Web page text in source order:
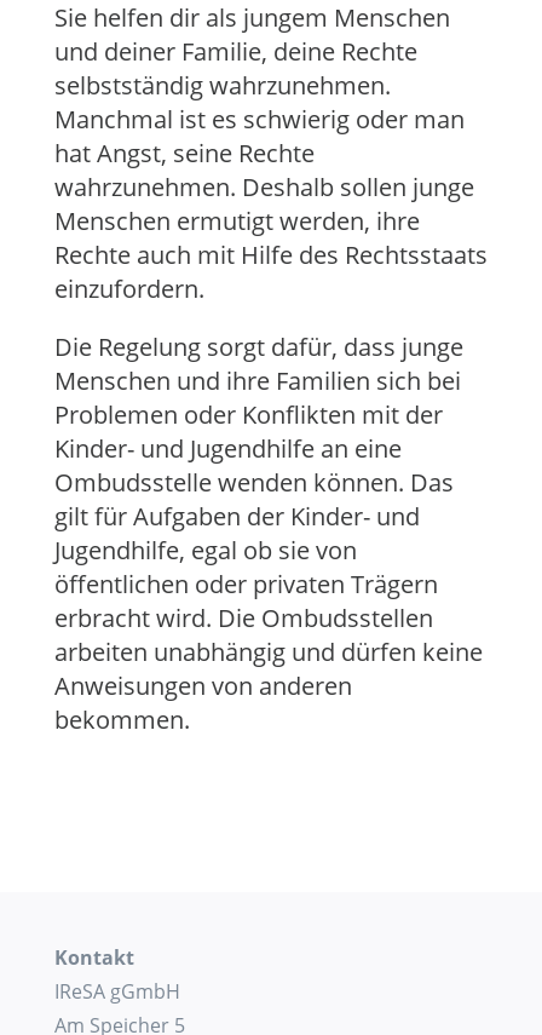
Sie helfen dir als jungem Menschen
und deiner Familie, deine Rechte
selbstständig wahrzunehmen.
Manchmal ist es schwierig oder man
hat Angst, seine Rechte
wahrzunehmen. Deshalb sollen junge
Menschen ermutigt werden, ihre
Rechte auch mit Hilfe des Rechtsstaats
einzufordern.
Die Regelung sorgt dafür, dass junge
Menschen und ihre Familien sich bei
Problemen oder Konflikten mit der
Kinder- und Jugendhilfe an eine
Ombudsstelle wenden können. Das
gilt für Aufgaben der Kinder- und
Jugendhilfe, egal ob sie von
öffentlichen oder privaten Trägern
erbracht wird. Die Ombudsstellen
arbeiten unabhängig und dürfen keine
Anweisungen von anderen
bekommen.
Kontakt
IReSA gGmbH
Am Speicher 5